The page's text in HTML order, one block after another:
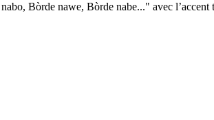
Bòrde nawe, Bòrde nabe..." avec l’accent